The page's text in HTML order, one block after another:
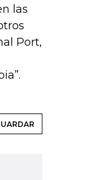
las
Port,